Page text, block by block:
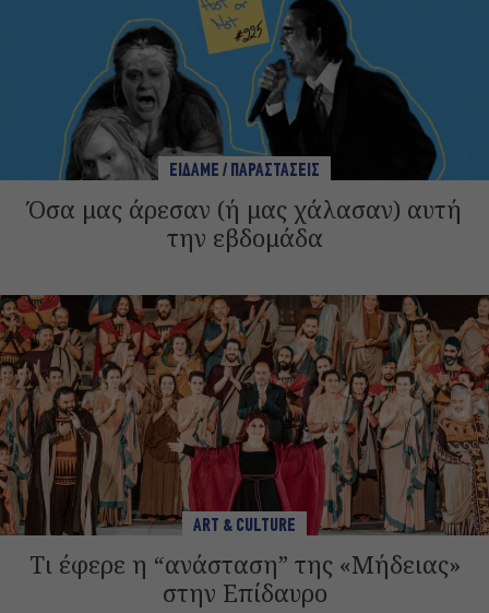
ΕΙΔΑΜΕ / ΠΑΡΑΣΤΑΣΕΙΣ
Όσα μας άρεσαν (ή μας χάλασαν) αυτή
την εβδομάδα
ART & CULTURE
Τι έφερε η “ανάσταση” της «Μήδειας»
στην Επίδαυρο